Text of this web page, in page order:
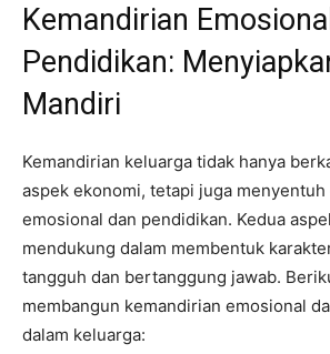
Kemandirian
Pendidikan:
Mandiri
Kemandirian keluarga tidak hanya
aspek ekonomi, tetapi juga menyentuh
emosional dan pendidikan. Kedua
mendukung dalam membentuk
tangguh dan bertanggung jawab.
membangun kemandirian emosional
dalam keluarga: